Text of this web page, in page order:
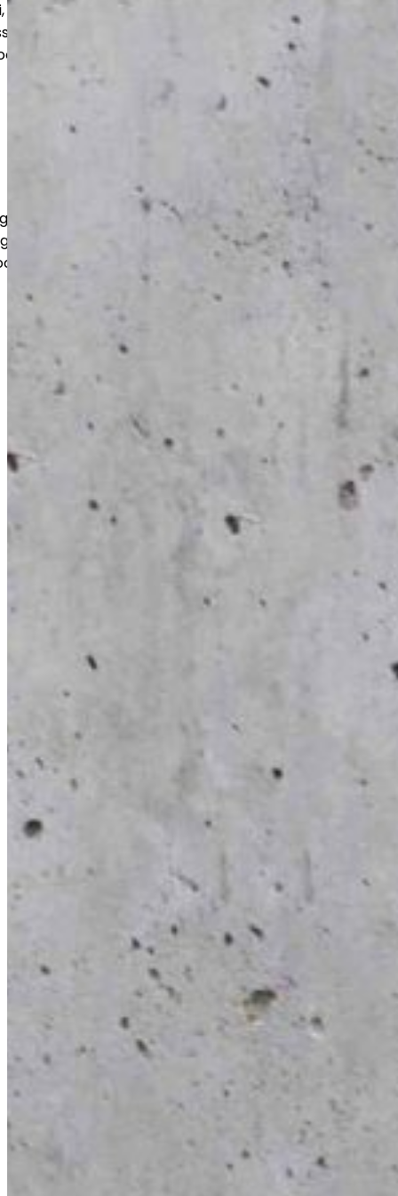
och större utrymmen.
efter objektet så att slutresultatet
håller över tid.
för offentliga aktörer på ett
gällande krav. Vi beaktar lokalernas
lång livslängd.